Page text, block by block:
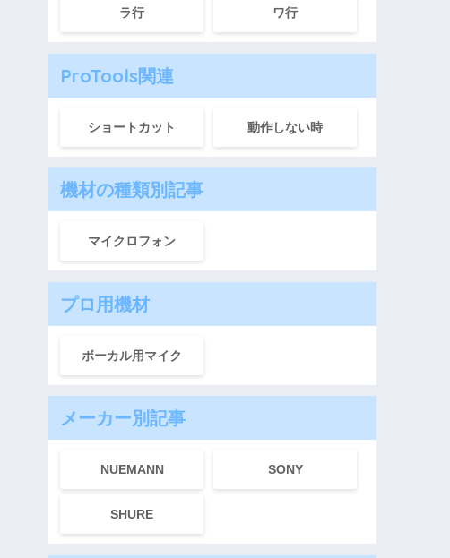
ラ行 ワ行
ProTools関連
ショートカット 動作しない時
機材の種類別記事
マイクロフォン
プロ用機材
ボーカル用マイク
メーカー別記事
NUEMANN SONY
SHURE